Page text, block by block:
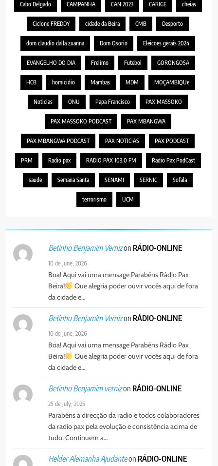
Cabo Delgado CAMPANHA CAN 2023 CARIGE cheias
Ciclone FREDDY cidade da Beira CMB Desporto
dom claudio dalla zuanna Dom Osorio Eleicoes gerais 2024
EVANGELHO DO DIA Frelimo Futebol GORONGOSA
HCB homicidio Mambas MDM MOÇAMBIQUe
Noticias ONU Papa Francisco PAX MASSOKO
PAX MASSOKO PODCAST PAX MBANGWA
PAX MBANGWA PODCAST PAX NOTICIAS PAX PODCAST
PRM Radio pax RADIO PAX 103.0 FM Radio Pax PodCast
saude Semana Santa SENAMI SERNIC Sofala
terrorismo UCM
Betinho Benjamim Vernizon RÁDIO-ONLINE
10 de June, 2026
Boa! Aqui vai uma mensage Parabéns Rádio Pax
Beira!
Que alegria poder ouvir vocês aqui de fora
da cidade e…
Betinho Benjamim Vernizon RÁDIO-ONLINE
10 de June, 2026
Boa! Aqui vai uma mensage Parabéns Rádio Pax
Beira!
Que alegria poder ouvir vocês aqui de fora
da cidade e…
Betinho Benjamim vernizon RÁDIO-ONLINE
25 de July, 2025
Parabéns a direcção da radio e todos colaboradores
da radio pax pela evolução e consistência acima de
tudo. Continuem a…
Helder Alemanha Ajudanteon RÁDIO-ONLINE